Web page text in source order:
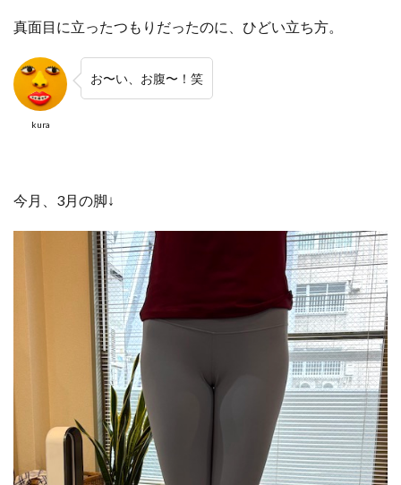
真面目に立ったつもりだったのに、ひどい立ち方。
kura
お〜い、お腹〜！笑
今月、3月の脚↓